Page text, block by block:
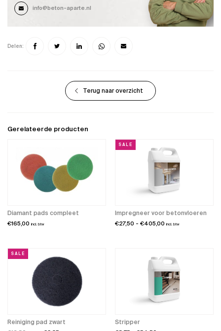
Delen:
Terug naar overzicht
info@beton-aparte.nl
Gerelateerde producten
Diamant pads compleet
€165,00 incl. btw
SALE
Impregneer voor betonvloeren
€27,50 - €405,00 Prijsklasse:
incl. btw
SALE
Reiniging pad zwart Stripper